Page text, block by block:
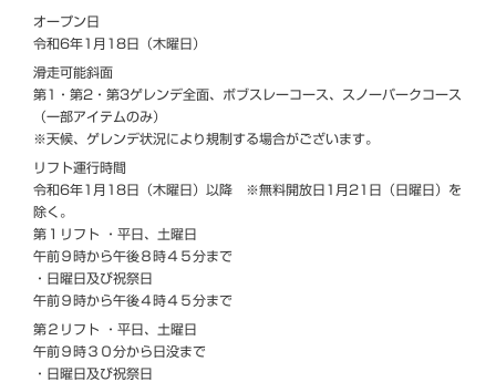
オープン日
令和6年1月18日（木曜日）
滑走可能斜面
第1・第2・第3ゲレンデ全面、ボブスレーコース、スノーパークコース
（一部アイテムのみ）
※天候、ゲレンデ状況により規制する場合がございます。
リフト運行時間
令和6年1月18日（木曜日）以降 ※無料開放日1月21日（日曜日）を
除く。
第１リフト ・平日、土曜日
午前９時から午後８時４５分まで
・日曜日及び祝祭日
午前９時から午後４時４５分まで
第２リフト ・平日、土曜日
午前９時３０分から日没まで
・日曜日及び祝祭日